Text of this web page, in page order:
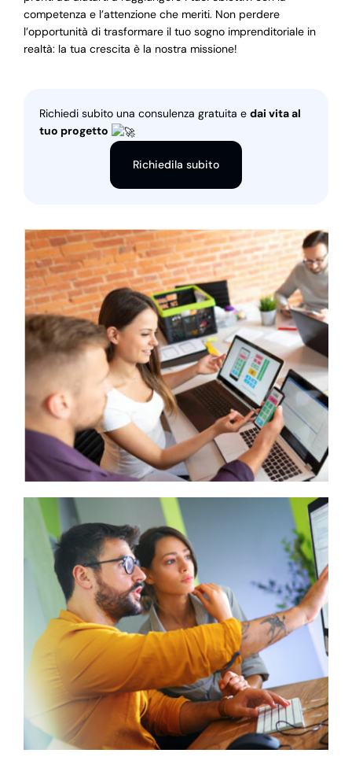
competenza e l’attenzione che meriti. Non perdere
l’opportunità di trasformare il tuo sogno imprenditoriale in
realtà: la tua crescita è la nostra missione!
Richiedi subito una consulenza gratuita e dai vita al
tuo progetto
Richiedila subito